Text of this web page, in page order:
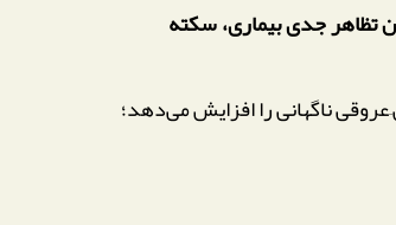
تظاهر جدی بیماری، سکته
ناگهانی را افزایش می‌دهد؛